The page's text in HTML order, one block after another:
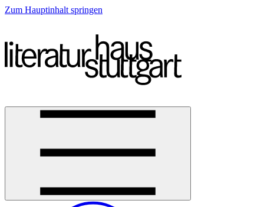
Zum Hauptinhalt springen